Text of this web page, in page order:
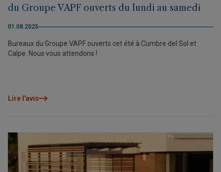
du Groupe VAPF ouverts du lundi au samedi
01.08.2025
Bureaux du Groupe VAPF ouverts cet été à Cumbre del Sol et
Calpe. Nous vous attendons !
Lire l'avis